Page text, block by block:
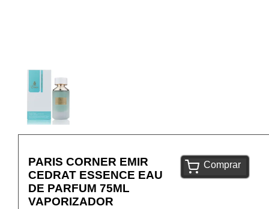
PARIS CORNER EMIR
CEDRAT ESSENCE EAU
DE PARFUM 75ML
VAPORIZADOR
Comprar